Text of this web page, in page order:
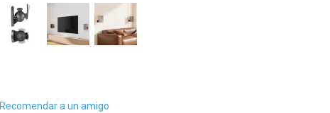
Recomendar a un amigo